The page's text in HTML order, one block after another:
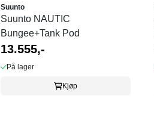
Suunto
Suunto NAUTIC
Bungee+Tank Pod
13.555,-
På lager
Kjøp